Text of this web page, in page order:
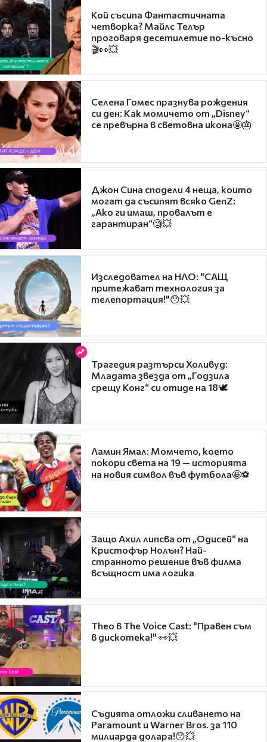
Кой съсипа Фантастичната
четворка? Майлс Телър
проговаря десетилетие по-късно
🎬👀💥
Селена Гомес празнува рождения
си ден: Как момичето от „Disney“
се превърна в световна икона🤩🎂
Джон Сина сподели 4 неща, които
могат да съсипят всяко GenZ:
„Ако ги имаш, провалът е
гарантиран“🧐💥
Изследовател на НЛО: "САЩ
притежават технология за
телепортация!"😯💥
Трагедия разтърси Холивуд:
Младата звезда от „Годзила
срещу Конг“ си отиде на 18🕊️
Ламин Ямал: Момчето, което
покори света на 19 — историята
на новия символ във футбола🤩⚽
Защо Ахил липсва от „Одисей“ на
Кристофър Нолън? Най-
странното решение във филма
всъщност има логика
Theo в The Voice Cast: "Правен съм
в дискотека!" 👀💥
Съдията отложи сливането на
Paramount и Warner Bros. за 110
милиарда долара!😯💥